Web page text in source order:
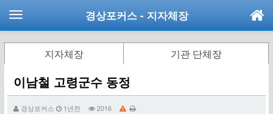
경상포커스 - 지자체장
지자체장 기관 단체장
이남철 고령군수 동정
경상포커스 1년전 2016